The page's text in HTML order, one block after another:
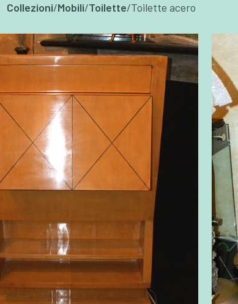
Collezioni/Mobili/Toilette/Toilette acero